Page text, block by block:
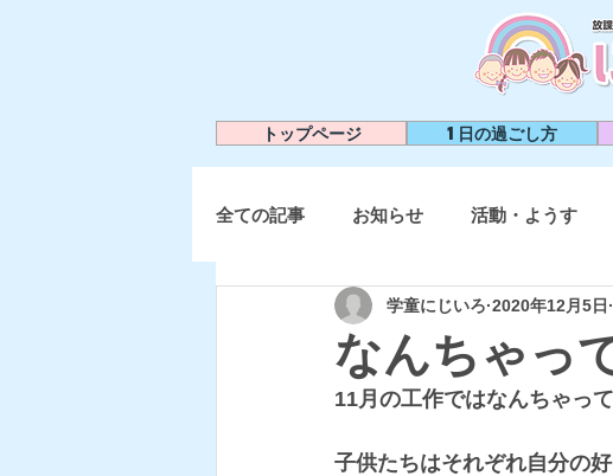
トップページ 1日の過ごし方
全ての記事 お知らせ 活動・ようす
なんちゃっ
学童にじいろ 2020年12月5日
11月の工作ではなんちゃっ
子供たちはそれぞれ自分の